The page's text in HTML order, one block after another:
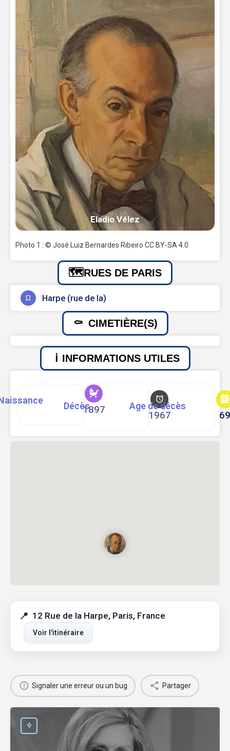
Eladio Vélez
Photo 1 : © José Luiz Bernardes Ribeiro CC BY-SA 4.0
RUES DE PARIS
Harpe (rue de la)
CIMETIÈRE(S)
INFORMATIONS UTILES
1897
Décès
1967
Age de décès
12 Rue de la Harpe, Paris, France
Voir l'itinéraire
Signaler une erreur ou un bug Partager